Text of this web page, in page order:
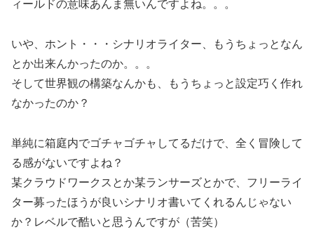
ィールドの意味あんま無いんですよね。。。
いや、ホント・・・シナリオライター、もうちょっとなん
とか出来んかったのか。。。
そして世界観の構築なんかも、もうちょっと設定巧く作れ
なかったのか？
単純に箱庭内でゴチャゴチャしてるだけで、全く冒険して
る感がないですよね？
某クラウドワークスとか某ランサーズとかで、フリーライ
ター募ったほうが良いシナリオ書いてくれるんじゃない
か？レベルで酷いと思うんですが（苦笑）